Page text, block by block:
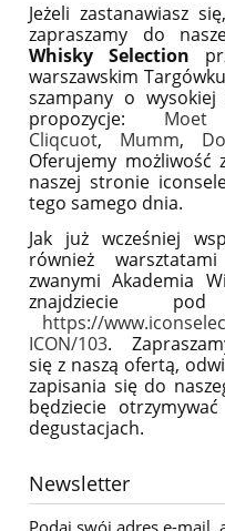
Jeżeli zastanawiasz
zapraszamy do
Whisky Selection
warszawskim
szampany o
propozycje:
Cliqcuot, Mumm,
Oferujemy
naszej stronie
tego samego dnia.
Jak już wcześniej
również
zwanymi Akademia
znajdziecie
https://
ICON/103.
się z naszą ofertą,
zapisania się do
będziecie
degustacjach.
Newsletter